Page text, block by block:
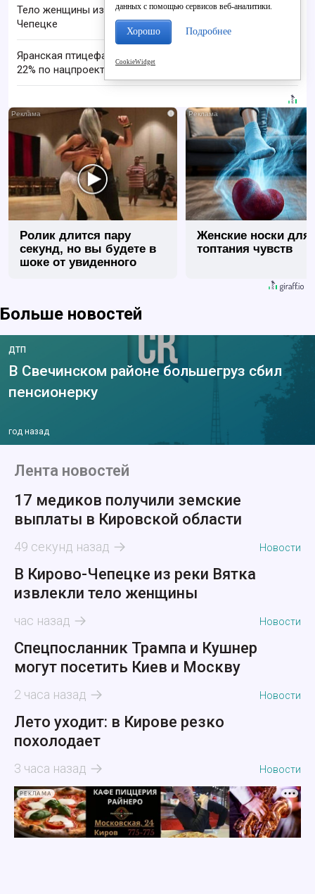
Тело женщины извлекли из реки Вятка в Кирово-
Чепецке
Яранская птицефабрика увеличила выработку на
22% по нацпроекту
i
Ролик длится пару
секунд, но вы будете в
шоке от увиденного
Женские носки для
топтания чувств
Больше новостей
ДТП
В Свечинском районе большегруз сбил
пенсионерку
год назад
Лента новостей
17 медиков получили земские
выплаты в Кировской области
49 секунд назад Новости
В Кирово-Чепецке из реки Вятка
извлекли тело женщины
час назад Новости
Спецпосланник Трампа и Кушнер
могут посетить Киев и Москву
2 часа назад Новости
Лето уходит: в Кирове резко
похолодает
3 часа назад Новости
РЕКЛАМА
данных с помощью сервисов веб-аналитики.
Хорошо Подробнее
CookieWidget